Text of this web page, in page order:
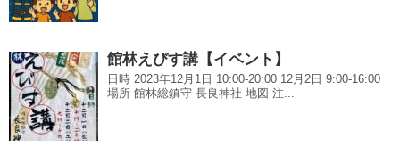
館林えびす講【イベント】
日時 2023年12月1日 10:00-20:00 12月2日 9:00-16:00
場所 館林総鎮守 長良神社 地図 注...